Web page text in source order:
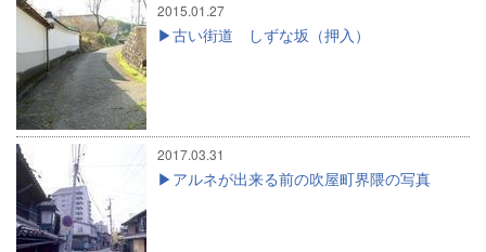
2015.01.27
古い街道 しずな坂（押入）
2017.03.31
アルネが出来る前の吹屋町界隈の写真